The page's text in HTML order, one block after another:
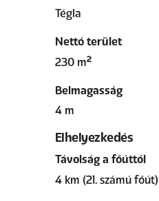
Tégla
Nettó terület
230 m²
Belmagasság
4 m
Elhelyezkedés
Távolság a főúttól
4 km (21. számú főút)